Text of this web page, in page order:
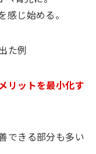
じ始める。
た例
リットを最小化す
できる部分も多い